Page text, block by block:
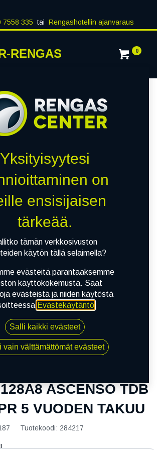
7558 335 tai Rengashotellin ajanvaraus
RENGAS 0
ASCENSO TDB 120 XL 8PR 5
ASCENSO TDB
5 VUODEN TAKUU
Tuotekoodi: 284217
Yksityisyytesi
on
ensisijaisen
tärkeää.
tämän verkkosivuston
käytön tällä selaimella?
evästeitä parantaaksemme
käyttökokemusta. Saat
evästeistä ja niiden käytöstä
Evästekäytäntö.
Salli kaikki evästeet
vain välttämättömät evästeet